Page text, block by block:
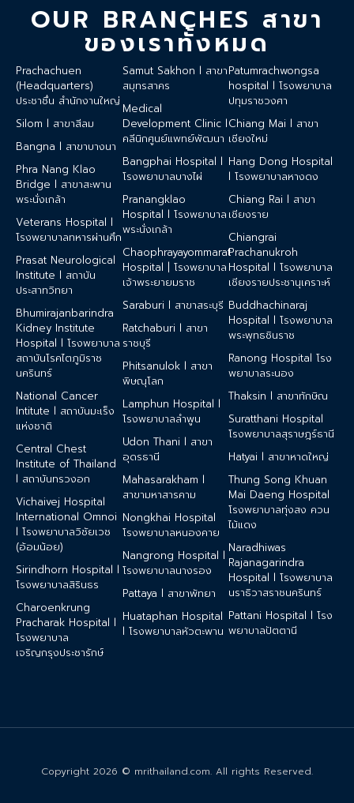
OUR BRANCHES สาขา
ของเราทั้งหมด
Prachachuen
(Headquarters)
ประชาชื่น สำนักงานใหญ่
Silom l สาขาสีลม
Bangna l สาขาบางนา
Phra Nang Klao
Bridge l สาขาสะพาน
พระนั่งเกล้า
Veterans Hospital l
โรงพยาบาลทหารผ่านศึก
Prasat Neurological
Institute l สถาบัน
ประสาทวิทยา
Bhumirajanbarindra
Kidney Institute
Hospital l โรงพยาบาล
สถาบันโรคไตภูมิราช
นครินทร์
National Cancer
Intitute l สถาบันมะเร็ง
แห่งชาติ
Central Chest
Institute of Thailand
l สถาบันทรวงอก
Vichaivej Hospital
International Omnoi
l โรงพยาบาลวิชัยเวช
(อ้อมน้อย)
Sirindhorn Hospital l
โรงพยาบาลสิรินธร
Charoenkrung
Pracharak Hospital l
โรงพยาบาล
เจริญกรุงประชารักษ์
Samut Sakhon l สาขา
สมุทรสาคร
Medical
Development Clinic l
คลีนิกศูนย์แพทย์พัฒนา
Bangphai Hospital l
โรงพยาบาลบางไผ่
Pranangklao
Hospital l โรงพยาบาล
พระนั่งเกล้า
Chaophrayayommarat
Hospital | โรงพยาบาล
เจ้าพระยายมราช
Saraburi l สาขาสระบุรี
Ratchaburi l สาขา
ราชบุรี
Phitsanulok l สาขา
พิษณุโลก
Lamphun Hospital l
โรงพยาบาลลำพูน
Udon Thani l สาขา
อุดรธานี
Mahasarakham l
สาขามหาสารคาม
Nongkhai Hospital
โรงพยาบาลหนองคาย
Nangrong Hospital l
โรงพยาบาลนางรอง
Pattaya l สาขาพัทยา
Huataphan Hospital
l โรงพยาบาลหัวตะพาน
Patumrachwongsa
hospital l โรงพยาบาล
ปทุมราชวงศา
Chiang Mai l สาขา
เชียงใหม่
Hang Dong Hospital
l โรงพยาบาลหางดง
Chiang Rai l สาขา
เชียงราย
Chiangrai
Prachanukroh
Hospital l โรงพยาบาล
เชียงรายประชานุเคราะห์
Buddhachinaraj
Hospital l โรงพยาบาล
พระพุทธชินราช
Ranong Hospital โรง
พยาบาลระนอง
Thaksin l สาขาทักษิณ
Suratthani Hospital
โรงพยาบาลสุราษฎร์ธานี
Hatyai l สาขาหาดใหญ่
Thung Song Khuan
Mai Daeng Hospital
โรงพยาบาลทุ่งสง ควน
ไม้แดง
Naradhiwas
Rajanagarindra
Hospital l โรงพยาบาล
นราธิวาสราชนครินทร์
Pattani Hospital l โรง
พยาบาลปัตตานี
Copyright 2026 © mrithailand.com. All rights Reserved.